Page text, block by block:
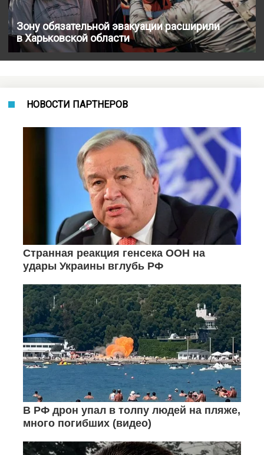
Зону обязательной эвакуации расширили
в Харьковской области
НОВОСТИ ПАРТНЕРОВ